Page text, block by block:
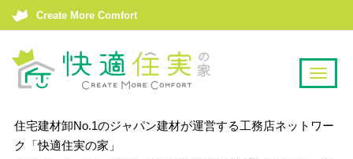
Create More Comfort
T
住宅建材卸No.1のジャパン建材が運営する工務店ネットワー
ク「快適住実の家」